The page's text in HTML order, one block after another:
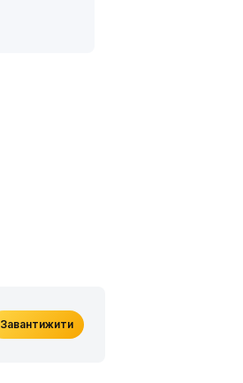
Завантижити